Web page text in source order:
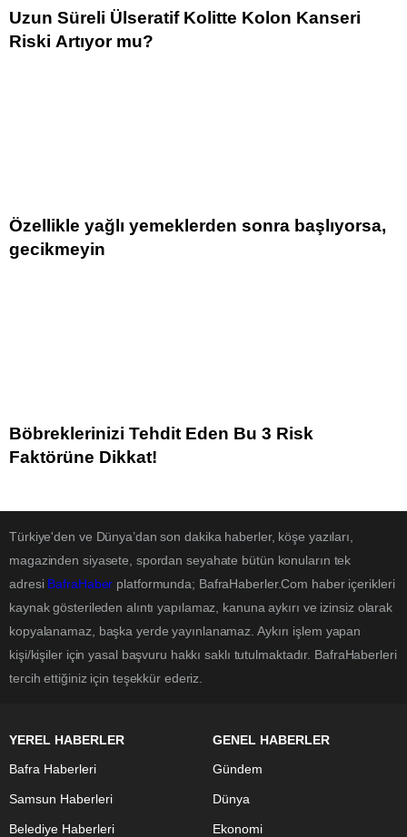
Uzun Süreli Ülseratif Kolitte Kolon Kanseri
Riski Artıyor mu?
Özellikle yağlı yemeklerden sonra başlıyorsa,
gecikmeyin
Böbreklerinizi Tehdit Eden Bu 3 Risk
Faktörüne Dikkat!
Türkiye'den ve Dünya’dan son dakika haberler, köşe yazıları,
magazinden siyasete, spordan seyahate bütün konuların tek
adresi BafraHaber platformunda; BafraHaberler.Com haber içerikleri
kaynak gösterileden alıntı yapılamaz, kanuna aykırı ve izinsiz olarak
kopyalanamaz, başka yerde yayınlanamaz. Aykırı işlem yapan
kişi/kişiler için yasal başvuru hakkı saklı tutulmaktadır. BafraHaberleri
tercih ettiğiniz için teşekkür ederiz.
YEREL HABERLER
Bafra Haberleri
Samsun Haberleri
Belediye Haberleri
GENEL HABERLER
Gündem
Dünya
Ekonomi